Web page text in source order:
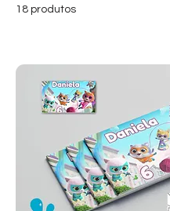
18 produtos